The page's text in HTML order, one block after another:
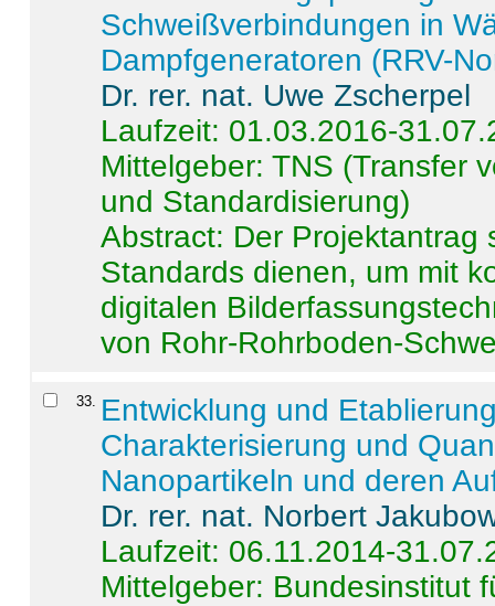
Schweißverbindungen in
Dampfgeneratoren (RRV-
Dr. rer. nat. Uwe Zscherpel
Laufzeit: 01.03.2016-
Mittelgeber: TNS (Transfer
und Standardisierung)
Abstract: Der Projektantrag
Standards dienen, um mit
digitalen
von Rohr-Rohrboden-
33. Entwicklung und
Charakterisierung und
Nanopartikeln und deren
Dr. rer. nat. Norbert
Laufzeit: 06.11.2014-
Mittelgeber: Bundesinstitut